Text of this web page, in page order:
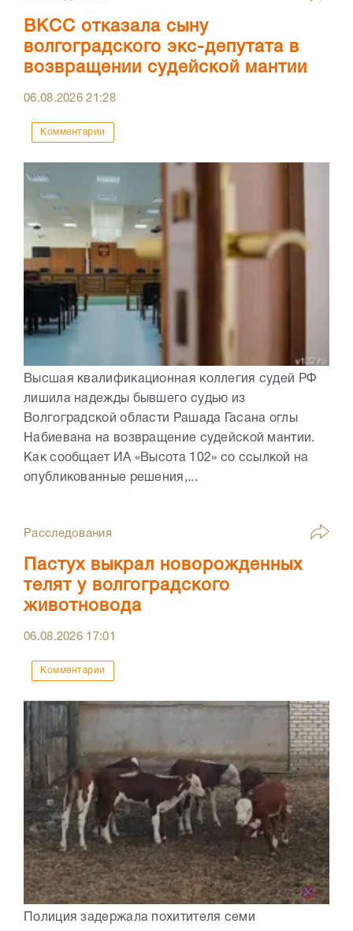
ВКСС отказала сыну
волгоградского экс-депутата в
возвращении судейской мантии
06.08.202621:28
Комментарии
Высшая квалификационная коллегия судей РФ
лишила надежды бывшего судью из
Волгоградской области Рашада Гасана оглы
Набиевана на возвращение судейской мантии.
Как сообщает ИА «Высота 102» со ссылкой на
опубликованные решения,...
Расследования
Пастух выкрал новорожденных
телят у волгоградского
животновода
06.08.2026 17:01
Комментарии
Полиция задержала похитителя семи